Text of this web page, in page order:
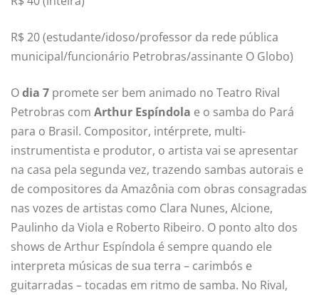
R$ 20 (estudante/idoso/professor da rede pública
municipal/funcionário Petrobras/assinante O Globo)
Odia 7 promete ser bem animado no Teatro Rival
Petrobras com Arthur Espíndola e o samba do Pará
para o Brasil. Compositor, intérprete, multi-
instrumentista e produtor, o artista vai se apresentar
na casa pela segunda vez, trazendo sambas autorais e
de compositores da Amazônia com obras consagradas
nas vozes de artistas como Clara Nunes, Alcione,
Paulinho da Viola e Roberto Ribeiro. O ponto alto dos
shows de Arthur Espíndola é sempre quando ele
interpreta músicas de sua terra – carimbós e
guitarradas – tocadas em ritmo de samba. No Rival,